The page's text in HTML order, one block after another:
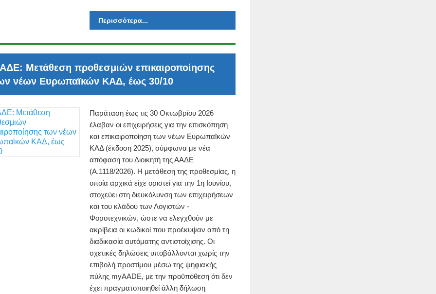
Περισσότερα...
Μετάθεση προθεσμιών επικαιροποίησης
νέων Ευρωπαϊκών ΚΑΔ, έως 30/10
Παράταση έως τις 30 Οκτωβρίου 2026
έλαβαν οι επιχειρήσεις για την επισκόπηση
και επικαιροποίηση των νέων Ευρωπαϊκών
ΚΑΔ (έκδοση 2025), σύμφωνα με νέα
απόφαση του Διοικητή της ΑΑΔΕ
(Α.1118/2026). Η μετάθεση της προθεσμίας, η
οποία αρχικά είχε οριστεί για την 1η Ιουνίου,
στοχεύει στη διευκόλυνση των επιχειρήσεων
και του κλάδου των Λογιστών -
Φοροτεχνικών, ώστε να ελεγχθούν με
ακρίβεια οι κωδικοί που προέκυψαν από τη
διαδικασία αυτόματης αντιστοίχισης. Οι
σχετικές δηλώσεις υποβάλλονται χωρίς την
επιβολή προστίμου μέσω της ψηφιακής
πύλης myAADE, με την προϋπόθεση ότι δεν
έχει πραγματοποιηθεί άλλη δήλωση